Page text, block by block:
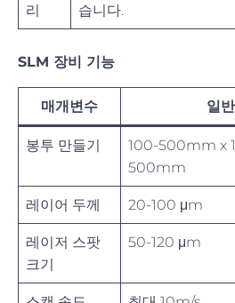
리
습니다.
SLM 장비 기능
매개변수 일
봉투 만들기
100-500mm x
500mm
레이어 두께 20-100 μm
레이저 스팟
크기
50-120 μm